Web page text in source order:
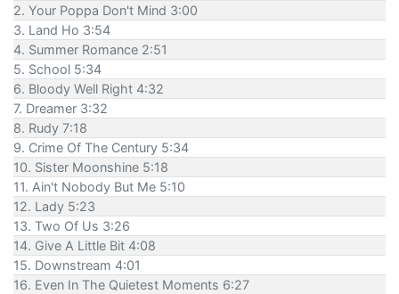
2. Your Poppa Don't Mind 3:00
3. Land Ho 3:54
4. Summer Romance 2:51
5. School 5:34
6. Bloody Well Right 4:32
7. Dreamer 3:32
8. Rudy 7:18
9. Crime Of The Century 5:34
10. Sister Moonshine 5:18
11. Ain't Nobody But Me 5:10
12. Lady 5:23
13. Two Of Us 3:26
14. Give A Little Bit 4:08
15. Downstream 4:01
16. Even In The Quietest Moments 6:27